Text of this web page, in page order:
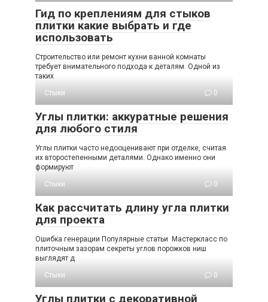
Гид по креплениям для стыков
плитки какие выбрать и где
использовать
Строительство или ремонт кухни ванной комнаты
требует внимательного подхода к деталям. Одной из
таких
Стыки
0
Углы плитки: аккуратные решения
для любого стиля
Углы плитки часто недооценивают при отделке, считая
их второстепенными деталями. Однако именно они
формируют
Стыки
0
Как рассчитать длину угла плитки
для проекта
Ошибка генерации Популярные статьи Мастеркласс по
плиточным зазорам секреты углов порожков ниш
выглядят д
Стыки
0
Углы плитки с декоративной